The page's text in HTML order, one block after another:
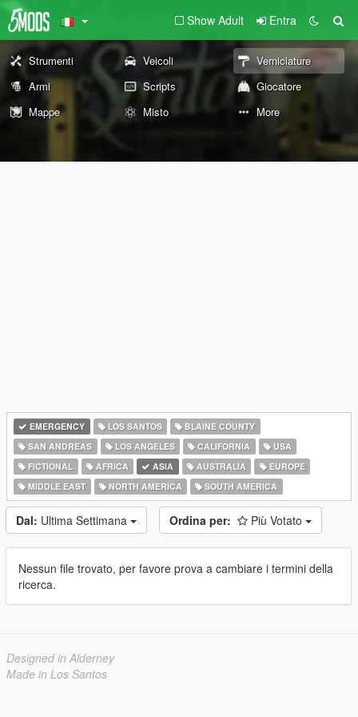
Show Adult Entra
Strumenti Veicoli
Verniciature
Armi
Scripts
Giocatore
Mappe
Misto More
EMERGENCY LOS SANTOS
BLAINE COUNTY
SAN ANDREAS
LOS ANGELES CALIFORNIA
USA
FICTIONAL
AFRICA ASIA AUSTRALIA
EUROPE
MIDDLE EAST
NORTH AMERICA SOUTH AMERICA
Dal: Ultima Settimana Ordina per: Più Votato
Nessun file trovato, per favore prova a cambiare i termini della
ricerca.
Designed in Alderney
Made in Los Santos